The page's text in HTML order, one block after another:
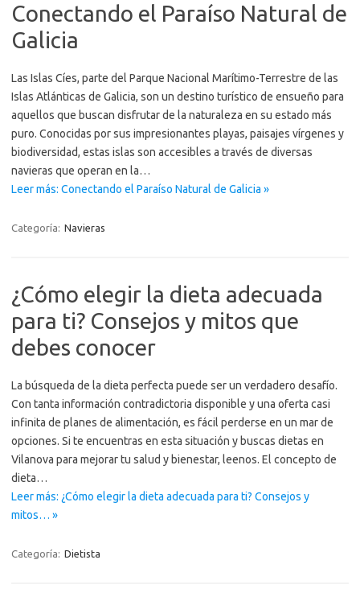
Conectando el Paraíso Natural de
Galicia
Las Islas Cíes, parte del Parque Nacional Marítimo-Terrestre de las
Islas Atlánticas de Galicia, son un destino turístico de ensueño para
aquellos que buscan disfrutar de la naturaleza en su estado más
puro. Conocidas por sus impresionantes playas, paisajes vírgenes y
biodiversidad, estas islas son accesibles a través de diversas
navieras que operan en la…
Leer más: Conectando el Paraíso Natural de Galicia »
Categoría: Navieras
¿Cómo elegir la dieta adecuada
para ti? Consejos y mitos que
debes conocer
La búsqueda de la dieta perfecta puede ser un verdadero desafío.
Con tanta información contradictoria disponible y una oferta casi
infinita de planes de alimentación, es fácil perderse en un mar de
opciones. Si te encuentras en esta situación y buscas dietas en
Vilanova para mejorar tu salud y bienestar, leenos. El concepto de
dieta…
Leer más: ¿Cómo elegir la dieta adecuada para ti? Consejos y
mitos… »
Categoría: Dietista